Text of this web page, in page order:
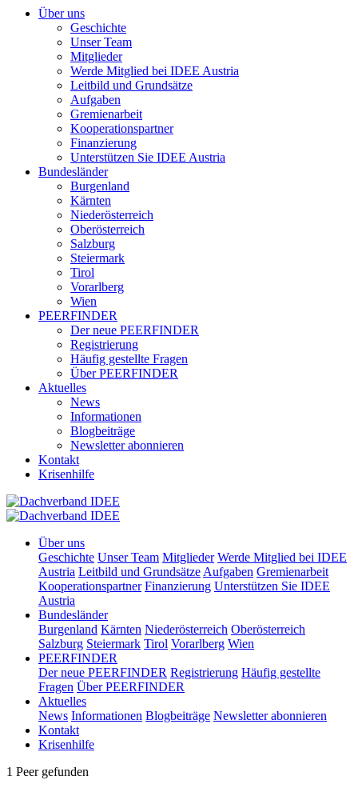
Über uns
Geschichte
Unser Team
Mitglieder
Werde Mitglied bei IDEE Austria
Leitbild und Grundsätze
Aufgaben
Gremienarbeit
Kooperationspartner
Finanzierung
Unterstützen Sie IDEE Austria
Bundesländer
Burgenland
Kärnten
Niederösterreich
Oberösterreich
Salzburg
Steiermark
Tirol
Vorarlberg
Wien
PEERFINDER
Der neue PEERFINDER
Registrierung
Häufig gestellte Fragen
Über PEERFINDER
Aktuelles
News
Informationen
Blogbeiträge
Newsletter abonnieren
Kontakt
Krisenhilfe
Über uns
Geschichte Unser Team Mitglieder Werde Mitglied bei IDEE
Austria Leitbild und Grundsätze Aufgaben Gremienarbeit
Kooperationspartner Finanzierung Unterstützen Sie IDEE
Austria
Bundesländer
Burgenland Kärnten Niederösterreich Oberösterreich
Salzburg Steiermark Tirol Vorarlberg Wien
PEERFINDER
Der neue PEERFINDER Registrierung Häufig gestellte
Fragen Über PEERFINDER
Aktuelles
News Informationen Blogbeiträge Newsletter abonnieren
Kontakt
Krisenhilfe
1 Peer gefunden